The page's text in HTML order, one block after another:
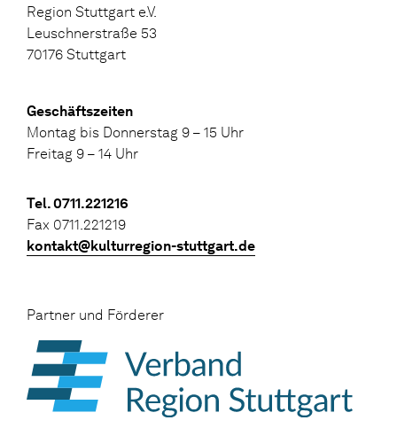
Region Stuttgart e.V.
Leuschnerstraße 53
70176 Stuttgart
Geschäftszeiten
Montag bis Donnerstag 9 – 15 Uhr
Freitag 9 – 14 Uhr
Tel. 0711.221216
Fax 0711.221219
kontakt@kulturregion-stuttgart.de
Partner und Förderer